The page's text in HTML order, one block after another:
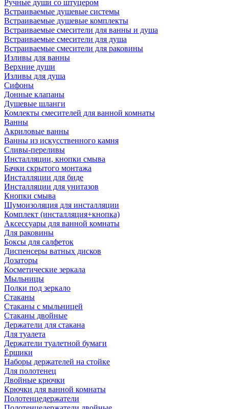
Ручные души со штуцером
Встраиваемые душевые системы
Встраиваемые душевые комплекты
Встраиваемые смесители для ванны и душа
Встраиваемые смесители для душа
Встраиваемые смесители для раковины
Изливы для ванны
Верхние души
Изливы для душа
Сифоны
Донные клапаны
Душевые шланги
Комлекты смесителей для ванной комнаты
Ванны
Акриловые ванны
Ванны из искусственного камня
Сливы-переливы
Инсталляции, кнопки смыва
Бачки скрытого монтажа
Инсталляции для биде
Инсталляции для унитазов
Кнопки смыва
Шумоизоляция для инсталляции
Комплект (инсталляция+кнопка)
Аксессуары для ванной комнаты
Для раковины
Боксы для салфеток
Диспенсеры ватных дисков
Дозаторы
Косметические зеркала
Мыльницы
Полки под зеркало
Стаканы
Стаканы с мыльницей
Стаканы двойные
Держатели для стакана
Для туалета
Держатели туалетной бумаги
Ёршики
Наборы держателей на стойке
Для полотенец
Двойные крючки
Крючки для ванной комнаты
Полотенцедержатели